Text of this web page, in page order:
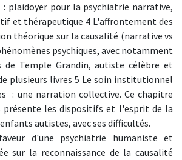
plaidoyer pour la psychiatrie narrative,
et thérapeutique 4 L'affrontement des
théorique sur la causalité (narrative vs
psychiques, avec notamment
de Temple Grandin, autiste célèbre et
plusieurs livres 5 Le soin institutionnel
: une narration collective. Ce chapitre
présente les dispositifs et l'esprit de la
autistes, avec ses difficultés.
d'une psychiatrie humaniste et
sur la reconnaissance de la causalité